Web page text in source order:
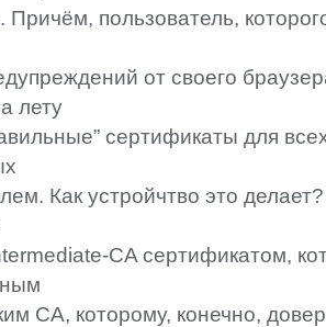
Причём, пользователь,
от своего
лету
сертификаты для
Как устройчтво это
CA сертификатом,
CA, которому, конечно,